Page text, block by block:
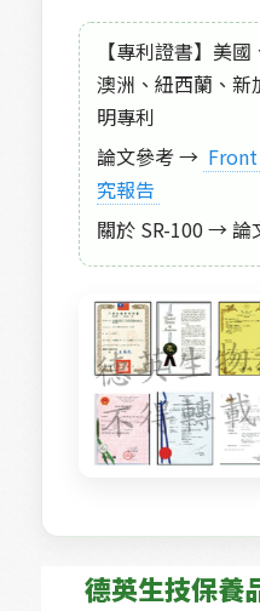
【專利證書】美
澳洲、紐西蘭、新
明專利
論文參考 → Front
究報告
關於 SR-100 → 論
德英生技保養